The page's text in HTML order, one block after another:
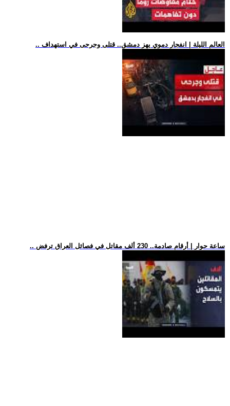
.. العالم الليلة | انفجار دموي يهز دمشق.. قتلى وجرحى في استهداف
.. ساعة حوار | أرقام صادمة.. 230 ألف مقاتل في فصائل العراق ترفض